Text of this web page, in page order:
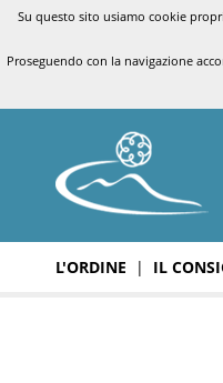
Su questo sito usiamo cookie
Proseguendo con la navigazione
L'ORDINE | IL